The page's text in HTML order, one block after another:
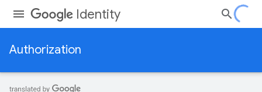
Identity
Authorization